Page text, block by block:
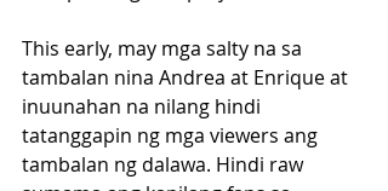
This early, may mga salty na sa
tambalan nina Andrea at Enrique at
inuunahan na nilang hindi
tatanggapin ng mga viewers ang
tambalan ng dalawa. Hindi raw